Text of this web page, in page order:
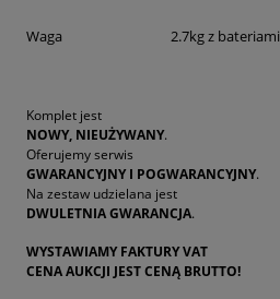
Waga 2.7kg z bateriami
Komplet jest
NOWY, NIEUŻYWANY.
Oferujemy serwis
GWARANCYJNY I POGWARANCYJNY.
Na zestaw udzielana jest
DWULETNIA GWARANCJA.
WYSTAWIAMY FAKTURY VAT
CENA AUKCJI JEST CENĄ BRUTTO!